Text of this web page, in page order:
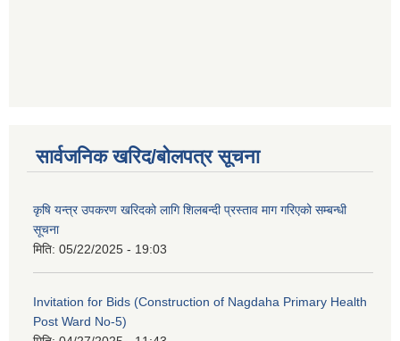
सार्वजनिक खरिद/बोलपत्र सूचना
कृषि यन्त्र उपकरण खरिदको लागि शिलबन्दी प्रस्ताव माग गरिएको सम्बन्धी
सूचना
मिति: 05/22/2025 - 19:03
Invitation for Bids (Construction of Nagdaha Primary Health
Post Ward No-5)